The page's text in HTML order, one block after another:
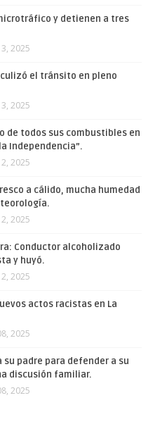
y detienen a tres
2025
el tránsito en pleno
2025
de todos sus combustibles en
Independencia”.
2025
a cálido, mucha humedad
2025
Conductor alcoholizado
y huyó.
2025
actos racistas en La
2025
padre para defender a su
discusión familiar.
2025